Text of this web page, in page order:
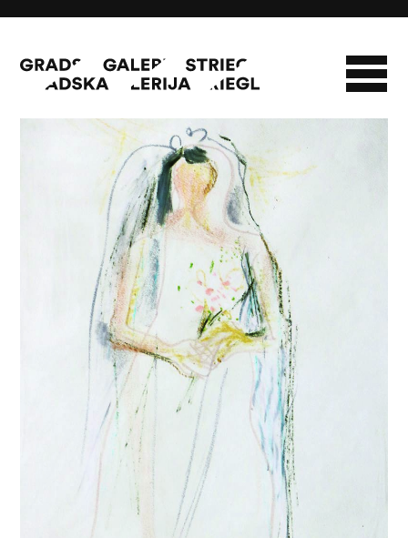
NOVOSTI
O GALERIJI
INFO
SLAVO STRIEGL
ZBIRKA STRIEGL LIKOVNA ZBIRKA
PUBLIKACIJE DOKUMENTI